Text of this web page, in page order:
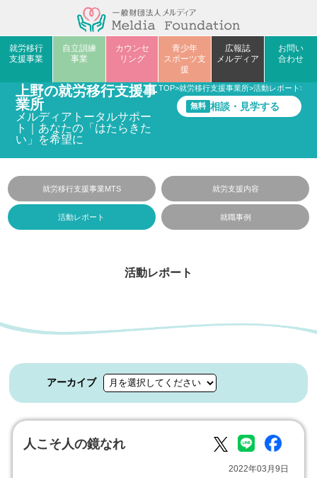
就労移行
支援事業
自立訓練
事業
カウンセ
リング
青少年
スポーツ支
援
広報誌
メルディア
お問い
合わせ
上野の就労移行支援事
業所
メルディアトータルサポー
ト｜あなたの「はたらきた
い」を希望に
TOP>就労移行支援事業所>活動レポート>
無料 相談・見学する
就労移行支援事業MTS 就労支援内容
活動レポート 就職事例
活動レポート
アーカイブ
人こそ人の鏡なれ
2022年03月9日